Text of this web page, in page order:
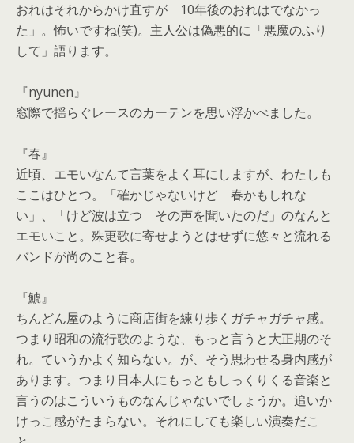
おれはそれからかけ直すが 10年後のおれはでなかっ
た」。怖いですね(笑)。 主人公は偽悪的に「悪魔のふり
して」語ります。
『nyunen』
窓際で揺らぐレースのカーテンを思い浮かべました。
『春』
近頃、エモいなんて言葉をよく耳にしますが、 わたしも
ここはひとつ。「確かじゃないけど 春かもしれな
い」、「けど波は立つ その声を聞いたのだ」のなんと
エモいこと。 殊更歌に寄せようとはせずに悠々と流れる
バンドが尚のこと春。
『鯱』
ちんどん屋のように商店街を練り歩くガチャガチャ感。
つまり昭和の流行歌のような、もっと言うと大正期のそ
れ。 ていうかよく知らない。が、そう思わせる身内感が
あります。 つまり日本人にもっともしっくりくる音楽と
言うのはこういうものなんじゃないでしょうか。追いか
けっこ感がたまらない。 それにしても楽しい演奏だこ